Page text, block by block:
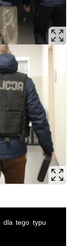
dla tego typu